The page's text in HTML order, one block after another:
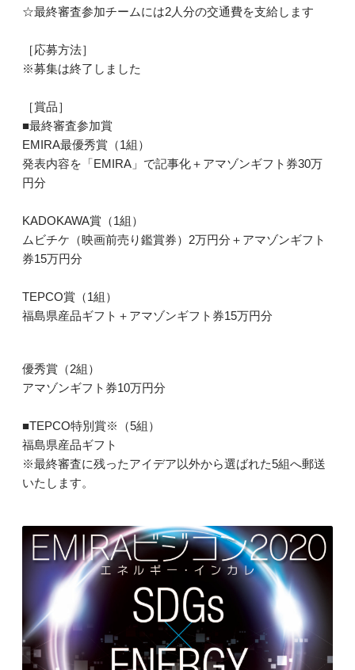
☆最終審査参加チームには2人分の交通費を支給します
［応募方法］
※募集は終了しました
［賞品］
■最終審査参加賞
EMIRA最優秀賞（1組）
発表内容を「EMIRA」で記事化＋アマゾンギフト券30万
円分
KADOKAWA賞（1組）
ムビチケ（映画前売り鑑賞券）2万円分＋アマゾンギフト
券15万円分
TEPCO賞（1組）
福島県産品ギフト＋アマゾンギフト券15万円分
優秀賞（2組）
アマゾンギフト券10万円分
■TEPCO特別賞※（5組）
福島県産品ギフト
※最終審査に残ったアイデア以外から選ばれた5組へ郵送
いたします。